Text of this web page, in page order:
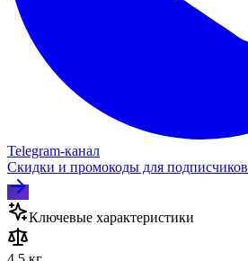
Telegram‑канал
Скидки и промокоды для подписчиков
Ключевые характеристики